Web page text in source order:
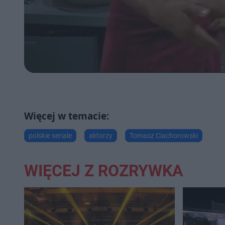
polskie seriale aktorzy Tomasz Ciachorowski
WIĘCEJ Z ROZRYWKA